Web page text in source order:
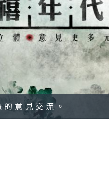
意見交流。